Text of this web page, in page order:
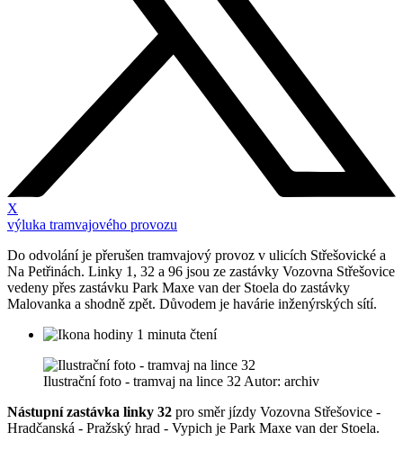
X
výluka tramvajového provozu
Do odvolání je přerušen tramvajový provoz v ulicích Střešovické a
Na Petřinách. Linky 1, 32 a 96 jsou ze zastávky Vozovna Střešovice
vedeny přes zastávku Park Maxe van der Stoela do zastávky
Malovanka a shodně zpět. Důvodem je havárie inženýrských sítí.
1 minuta čtení
Ilustrační foto - tramvaj na lince 32 Autor: archiv
Nástupní zastávka linky 32 pro směr jízdy Vozovna Střešovice -
Hradčanská - Pražský hrad - Vypich je Park Maxe van der Stoela.